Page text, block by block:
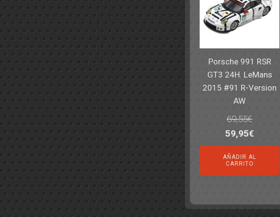
Porsche 991 RSR
GT3 24H. LeMans
2015 #91 R-Version
AW
69,55€
El
precio
original
era:
59,95€El
precio
actual
es:
AÑADIR AL
CARRITO